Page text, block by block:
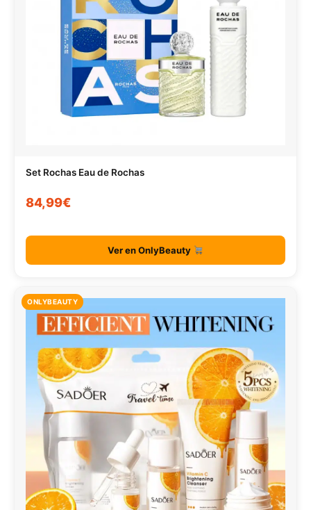
Set Rochas Eau de Rochas
84,99€
Ver en OnlyBeauty
ONLYBEAUTY